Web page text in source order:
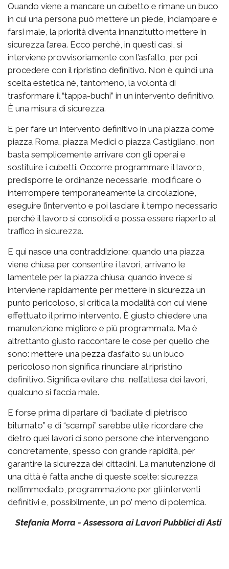
Quando viene a mancare un cubetto e rimane un buco
in cui una persona può mettere un piede, inciampare e
farsi male, la priorità diventa innanzitutto mettere in
sicurezza l’area. Ecco perché, in questi casi, si
interviene provvisoriamente con l’asfalto, per poi
procedere con il ripristino definitivo. Non è quindi una
scelta estetica né, tantomeno, la volontà di
trasformare il “tappa-buchi” in un intervento definitivo.
È una misura di sicurezza.
E per fare un intervento definitivo in una piazza come
piazza Roma, piazza Medici o piazza Castigliano, non
basta semplicemente arrivare con gli operai e
sostituire i cubetti. Occorre programmare il lavoro,
predisporre le ordinanze necessarie, modificare o
interrompere temporaneamente la circolazione,
eseguire l’intervento e poi lasciare il tempo necessario
perché il lavoro si consolidi e possa essere riaperto al
traffico in sicurezza.
E qui nasce una contraddizione: quando una piazza
viene chiusa per consentire i lavori, arrivano le
lamentele per la piazza chiusa; quando invece si
interviene rapidamente per mettere in sicurezza un
punto pericoloso, si critica la modalità con cui viene
effettuato il primo intervento. È giusto chiedere una
manutenzione migliore e più programmata. Ma è
altrettanto giusto raccontare le cose per quello che
sono: mettere una pezza d’asfalto su un buco
pericoloso non significa rinunciare al ripristino
definitivo. Significa evitare che, nell’attesa dei lavori,
qualcuno si faccia male.
E forse prima di parlare di “badilate di pietrisco
bitumato” e di “scempi” sarebbe utile ricordare che
dietro quei lavori ci sono persone che intervengono
concretamente, spesso con grande rapidità, per
garantire la sicurezza dei cittadini. La manutenzione di
una città è fatta anche di queste scelte: sicurezza
nell’immediato, programmazione per gli interventi
definitivi e, possibilmente, un po’ meno di polemica.
Stefania Morra - Assessora ai Lavori Pubblici di Asti